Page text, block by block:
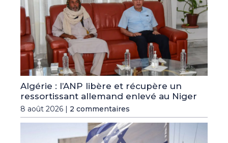
Algérie : l’ANP libère et récupère un
ressortissant allemand enlevé au Niger
8 août 2026 | 2 commentaires